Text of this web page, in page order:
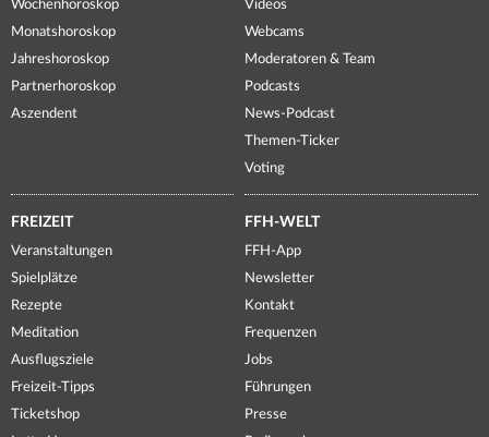
Wochenhoroskop
Monatshoroskop
Jahreshoroskop
Partnerhoroskop
Aszendent
Videos
Webcams
Moderatoren & Team
Podcasts
News-Podcast
Themen-Ticker
Voting
FREIZEIT
Veranstaltungen
Spielplätze
Rezepte
Meditation
Ausflugsziele
Freizeit-Tipps
Ticketshop
FFH-WELT
FFH-App
Newsletter
Kontakt
Frequenzen
Jobs
Führungen
Presse